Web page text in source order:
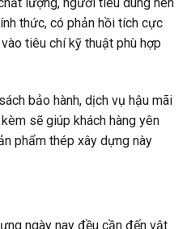
lượng, người tiêu dùng nên
thức, có phản hồi tích cực
tiêu chí kỹ thuật phù hợp
bảo hành, dịch vụ hậu mãi
sẽ giúp khách hàng yên
phẩm thép xây dựng này
ngày nay đều cần đến vật